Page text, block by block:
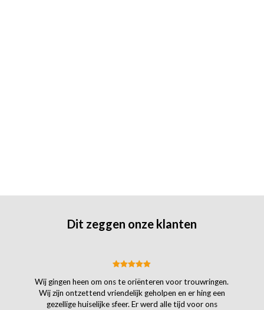
Dit zeggen onze klanten
Wij gingen heen om ons te oriënteren voor trouwringen.
Wij zijn ontzettend vriendelijk geholpen en er hing een
gezellige huiselijke sfeer. Er werd alle tijd voor ons